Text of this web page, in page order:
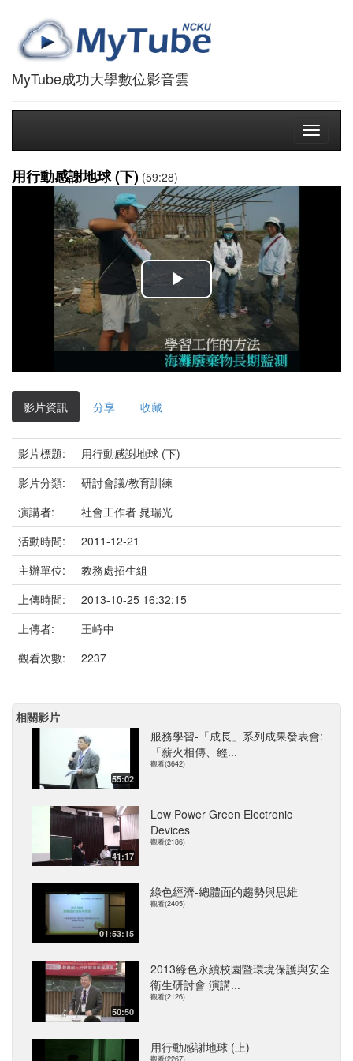
MyTube成功大學數位影音雲
Toggle
用行動感謝地球 (下) (59:28)
播
放
影
影片資訊 分享 收藏
影片標題:
用行動感謝地球 (下)
影片分類:
研討會議/教育訓練
演講者:
社會工作者 晁瑞光
活動時間:
2011-12-21
主辦單位:
教務處招生組
上傳時間:
2013-10-25 16:32:15
上傳者:
王峙中
觀看次數:
2237
相關影片
55:02
服務學習-「成長」系列成果發表會:
「薪火相傳、經...
觀看(3642)
41:17
Low Power Green Electronic
Devices
觀看(2186)
01:53:15
綠色經濟-總體面的趨勢與思維
觀看(2405)
50:50
2013綠色永續校園暨環境保護與安全
衛生研討會 演講...
觀看(2126)
用行動感謝地球 (上)
觀看(2267)